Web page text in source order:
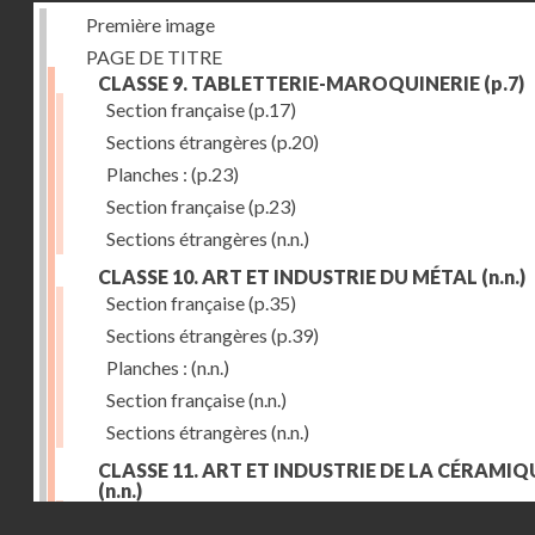
Première image
PAGE DE TITRE
CLASSE 9. TABLETTERIE-MAROQUINERIE (p.7)
Section française(p.17)
Sections étrangères (p.20)
Planches : (p.23)
Section française(p.23)
Sections étrangères (n.n.)
CLASSE 10. ART ET INDUSTRIE DU MÉTAL (n.n.)
Section française(p.35)
Sections étrangères (p.39)
Planches : (n.n.)
Section française(n.n.)
Sections étrangères (n.n.)
CLASSE 11. ART ET INDUSTRIE DE LA
(n.n.)